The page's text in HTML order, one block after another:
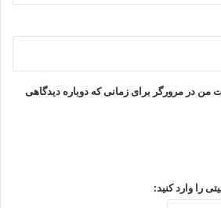
من در مرورگر برای زمانی که دوباره دیدگاهی
را وارد کنید: